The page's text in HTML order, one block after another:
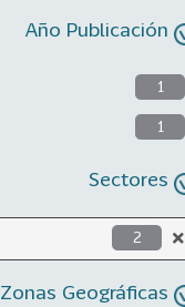
Año Publicación
1
1
Sectores
2
Zonas Geográficas